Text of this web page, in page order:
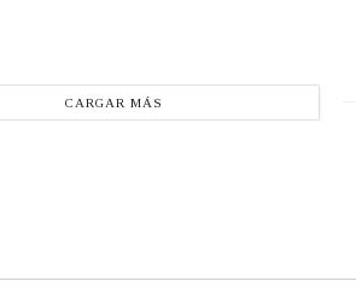
CARGAR MÁS